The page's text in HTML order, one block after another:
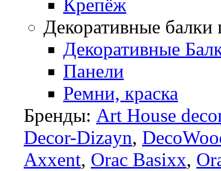
Крепёж
Декоративные балки
Декоративные
Панели
Ремни, краска
Бренды: Art House
Decor-Dizayn,
Axxent, Orac Basixx,